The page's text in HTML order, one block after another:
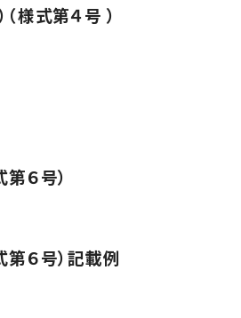
様式第４号 ）
６号）
６号）記載例